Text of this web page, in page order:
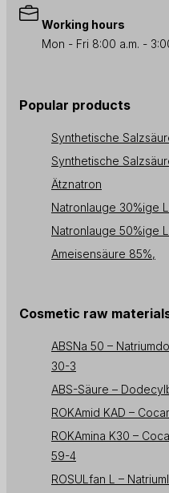
Popular products
Synthetische
Synthetische
Ätznatron
Natronlauge 30%ige
Natronlauge 50%ige
Ameisensäure 85%,
Cosmetic raw
ABSNa 50 –
30-3
ABS-Säure –
ROKAmid KAD –
ROKAmina K30 –
59-4
ROSULfan L –
Working hours
Mon - Fri 8:00 a.m. -